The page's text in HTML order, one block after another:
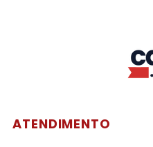
ATENDIMENTO